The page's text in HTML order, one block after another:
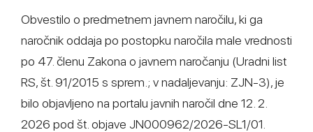
Obvestilo o predmetnem javnem naročilu, ki ga
naročnik oddaja po postopku naročila male vrednosti
po 47. členu Zakona o javnem naročanju (Uradni list
RS, št. 91/2015 s sprem.; v nadaljevanju: ZJN-3), je
bilo objavljeno na portalu javnih naročil dne 12. 2.
2026 pod št. objave JN000962/2026-SL1/01.